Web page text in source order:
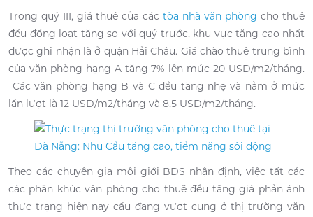
Trong quý III, giá thuê của các tòa nhà văn phòng cho thuê
đều đồng loạt tăng so với quý trước, khu vực tăng cao nhất
được ghi nhận là ở quận Hải Châu. Giá chào thuê trung bình
của văn phòng hạng A tăng 7% lên mức 20 USD/m2/tháng.
Các văn phòng hạng B và C đều tăng nhẹ và nằm ở mức
lần lượt là 12 USD/m2/tháng và 8,5 USD/m2/tháng.
Theo các chuyên gia môi giới BĐS nhận định, việc tất các
các phân khúc văn phòng cho thuê đều tăng giá phản ánh
thực trạng hiện nay cầu đang vượt cung ở thị trường văn